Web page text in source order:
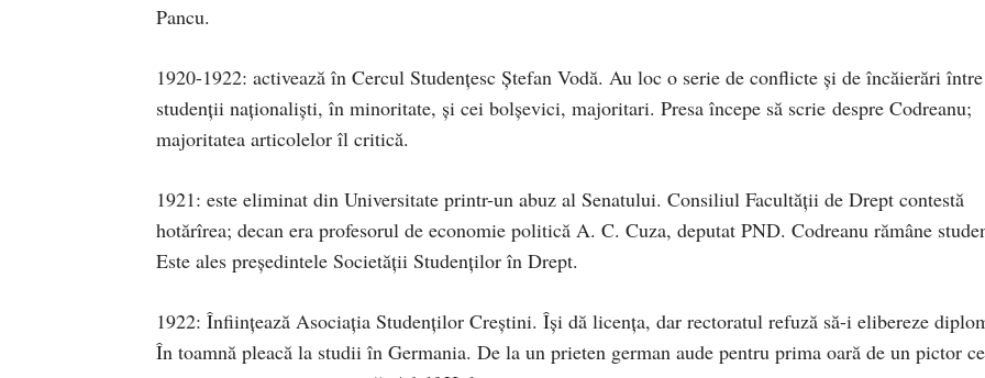
Pancu.
1920-1922: activează în Cercul Studenţesc Ştefan Vodă. Au loc o serie de conflicte şi de încăierări între
studenţii naţionalişti, în minoritate, şi cei bolşevici, majoritari. Presa începe să scrie despre Codreanu;
majoritatea articolelor îl critică.
1921: este eliminat din Universitate printr-un abuz al Senatului. Consiliul Facultăţii de Drept contestă
hotărîrea; decan era profesorul de economie politică A. C. Cuza, deputat PND. Codreanu rămâne
Este ales preşedintele Societăţii Studenţilor în Drept.
1922: Înfiinţează Asociaţia Studenţilor Creştini. Îşi dă licenţa, dar rectoratul refuză să-i elibereze
În toamnă pleacă la studii în Germania. De la un prieten german aude pentru prima oară de un pictor ce